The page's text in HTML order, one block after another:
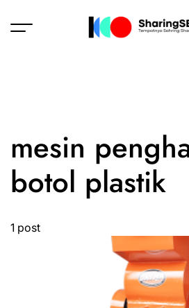
mesin
botol plastik
1 post